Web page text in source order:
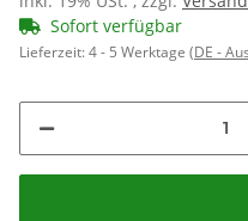
Sofort verfügbar
Lieferzeit:4 - 5 Werktage (DE -